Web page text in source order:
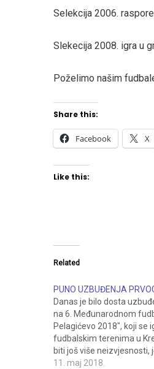
Selekcija 2006.
Slekecija 2008. igra u
Poželimo našim
Share this:
Facebook X
Like this:
Related
PUNO UZBUĐENJA
Danas je bilo dosta
na 6. Međunarodnom
Pelagićevo 2018", koji se
fudbalskim terenima u
biti još više neizvjesnosti,
zanimljivo, oko plasmana
11. maj 2018.